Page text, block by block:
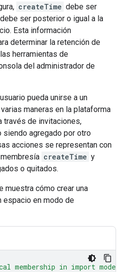
createTime debe ser
ser posterior o igual a la
Esta información
determinar la retención de
herramientas de
del administrador de
pueda unirse a un
maneras en la plataforma
través de invitaciones,
siendo agregado por otro
acciones se representan con
createTime y
o quitados.
muestra cómo crear una
espacio en modo de
membership in import mode